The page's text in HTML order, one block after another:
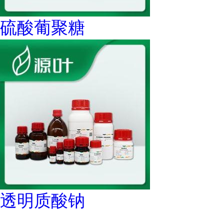
硫酸葡聚糖
透明质酸钠